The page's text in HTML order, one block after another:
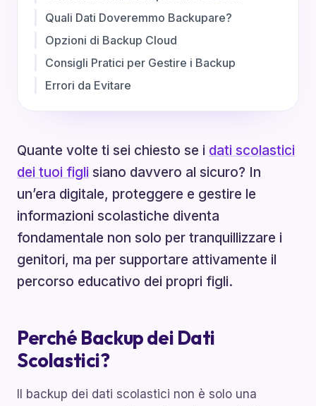
Quali Dati Doveremmo Backupare?
Opzioni di Backup Cloud
Consigli Pratici per Gestire i Backup
Errori da Evitare
Quante volte ti sei chiesto se i dati scolastici
dei tuoi figli siano davvero al sicuro? In
un’era digitale, proteggere e gestire le
informazioni scolastiche diventa
fondamentale non solo per tranquillizzare i
genitori, ma per supportare attivamente il
percorso educativo dei propri figli.
Perché Backup dei Dati
Scolastici?
Il backup dei dati scolastici non è solo una